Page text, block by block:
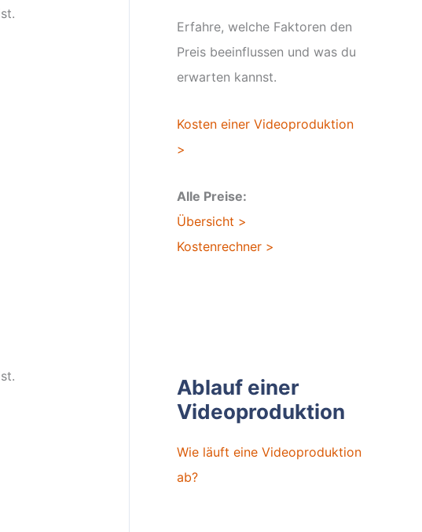
Erfahre, welche Faktoren den
Preis beeinflussen und was du
erwarten kannst.
Kosten einer Videoproduktion
>
Alle Preise:
Übersicht >
Kostenrechner >
Ablauf einer
Videoproduktion
Wie läuft eine Videoproduktion
ab?